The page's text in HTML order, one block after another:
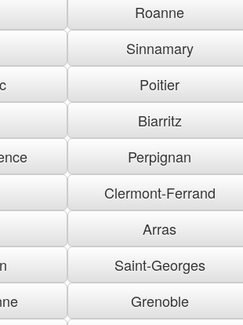
Roanne
Sinnamary
Poitier
Biarritz
Perpignan
Clermont-Ferrand
Arras
Saint-Georges
Grenoble